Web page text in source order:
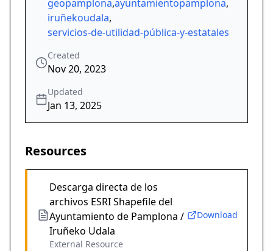
geopamplona,ayuntamientopamplona,
iruñekoudala,
servicios-de-utilidad-pública-y-estatales
Created
Nov 20, 2023
Updated
Jan 13, 2025
Resources
Descarga directa de los
archivos ESRI Shapefile del
Ayuntamiento de Pamplona /
Iruñeko Udala
External Resource
Download